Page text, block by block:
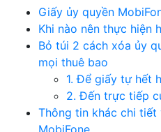
Giấy ủy quyền
Khi nào nên thực hiện
Bỏ túi 2 cách xóa ủy
mọi thuê bao
1. Để giấy tự hết
2. Đến trực tiếp
Thông tin khác chi tiết